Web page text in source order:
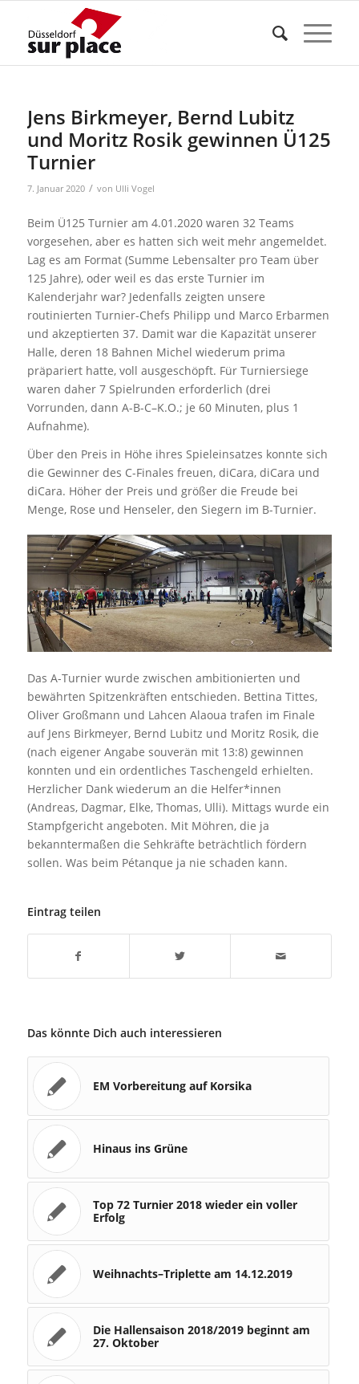
Jens Birkmeyer, Bernd Lubitz
und Moritz Rosik gewinnen Ü125
Turnier
7. Januar 2020 / von Ulli Vogel
Beim Ü125 Turnier am 4.01.2020 waren 32 Teams
vorgesehen, aber es hatten sich weit mehr angemeldet.
Lag es am Format (Summe Lebensalter pro Team über
125 Jahre), oder weil es das erste Turnier im
Kalenderjahr war? Jedenfalls zeigten unsere
routinierten Turnier-Chefs Philipp und Marco Erbarmen
und akzeptierten 37. Damit war die Kapazität unserer
Halle, deren 18 Bahnen Michel wiederum prima
präpariert hatte, voll ausgeschöpft. Für Turniersiege
waren daher 7 Spielrunden erforderlich (drei
Vorrunden, dann A-B-C–K.O.; je 60 Minuten, plus 1
Aufnahme).
Über den Preis in Höhe ihres Spieleinsatzes konnte sich
die Gewinner des C-Finales freuen, diCara, diCara und
diCara. Höher der Preis und größer die Freude bei
Menge, Rose und Henseler, den Siegern im B-Turnier.
Das A-Turnier wurde zwischen ambitionierten und
bewährten Spitzenkräften entschieden. Bettina Tittes,
Oliver Großmann und Lahcen Alaoua trafen im Finale
auf Jens Birkmeyer, Bernd Lubitz und Moritz Rosik, die
(nach eigener Angabe souverän mit 13:8) gewinnen
konnten und ein ordentliches Taschengeld erhielten.
Herzlicher Dank wiederum an die Helfer*innen
(Andreas, Dagmar, Elke, Thomas, Ulli). Mittags wurde ein
Stampfgericht angeboten. Mit Möhren, die ja
bekanntermaßen die Sehkräfte beträchtlich fördern
sollen. Was beim Pétanque ja nie schaden kann.
Eintrag teilen
Das könnte Dich auch interessieren
EM Vorbereitung auf Korsika
Hinaus ins Grüne
Top 72 Turnier 2018 wieder ein voller
Erfolg
Weihnachts–Triplette am 14.12.2019
Die Hallensaison 2018/2019 beginnt am
27. Oktober